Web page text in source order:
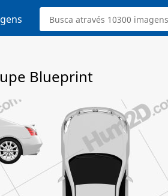
Blueprint